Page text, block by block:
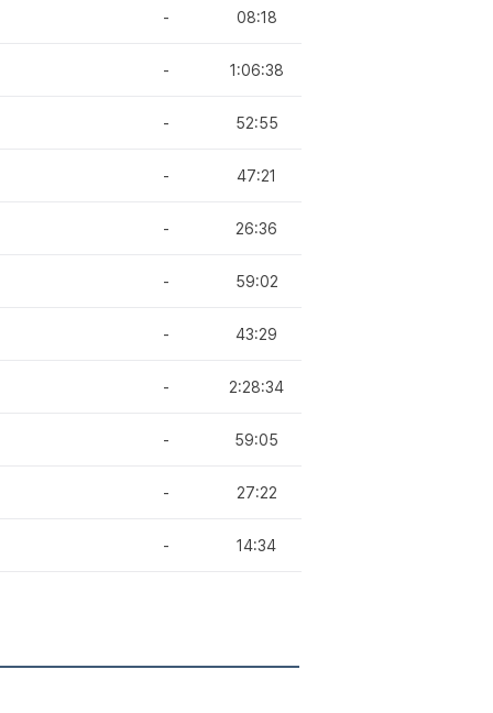
- 08:18
- 1:06:38
- 52:55
- 47:21
- 26:36
- 59:02
- 43:29
- 2:28:34
- 59:05
- 27:22
- 14:34